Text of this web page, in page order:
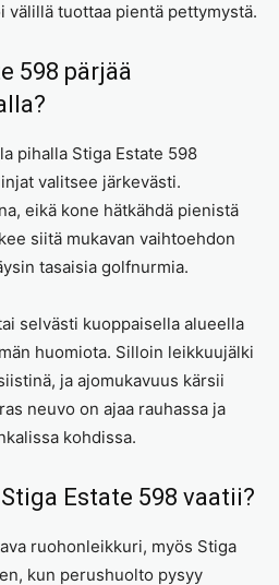
välillä tuottaa pientä pettymystä.
598 pärjää
pihalla Stiga Estate 598
valitsee järkevästi.
eikä kone hätkähdä pienistä
siitä mukavan vaihtoehdon
tasaisia golfnurmia.
selvästi kuoppaisella alueella
huomiota. Silloin leikkuujälki
ja ajomukavuus kärsii
neuvo on ajaa rauhassa ja
kohdissa.
Estate 598 vaatii?
ruohonleikkuri, myös Stiga
kun perushuolto pysyy